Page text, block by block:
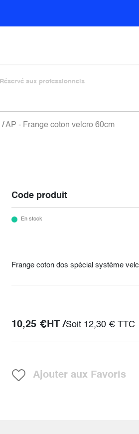
Réservé aux professionnels
AP - Frange coton velcro 60cm
Code produit
En stock
Frange coton dos spécial système
10,25€ HT /Soit 12,30€TTC
Ajouter aux Favoris